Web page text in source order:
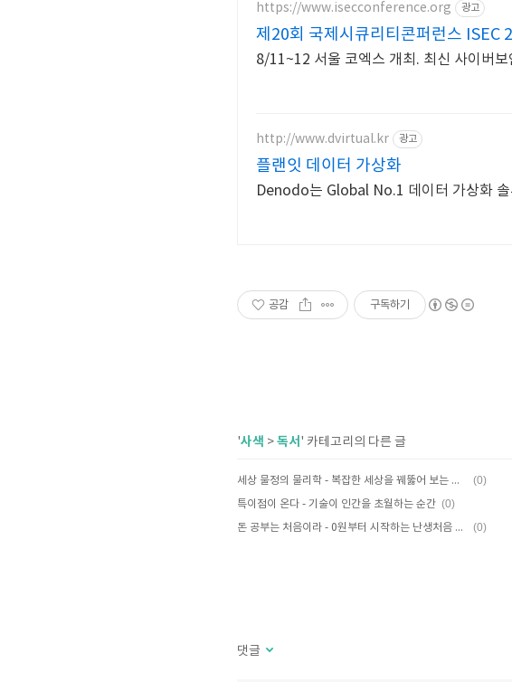
https://www.isecconference.org 광고
제20회 국제시큐리티콘퍼런스 ISEC
8/11~12 서울 코엑스 개최. 최신 사이버
http://www.dvirtual.kr 광고
플랜잇 데이터 가상화
Denodo는 Global No.1 데이터 가상화
공감 구독하기
'사색 >독서 ' 카테고리의 다른 글
세상 물정의 물리학 - 복잡한 세상을 꿰뚫어 보는 통계물리학의 아름다움 (0)
특이점이 온다 - 기술이 인간을 초월하는 순간 (0)
돈 공부는 처음이라 - 0원부터 시작하는 난생처음 부자수업 (0)
댓글